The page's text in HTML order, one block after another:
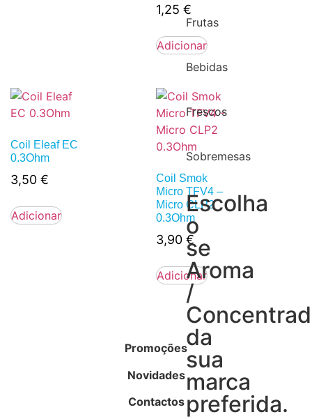
Frutas
Bebidas
Frescos
Sobremesas
Escolha
o
se
Aroma
/
da
sua
marca
preferida.
1,25 €
Adicionar
Coil Eleaf EC
0.3Ohm
3,50 €
Adicionar
Coil Smok
Micro TFV4 –
Micro CLP2
0.3Ohm
3,90 €
Adicionar
Promoções
Novidades
Contactos